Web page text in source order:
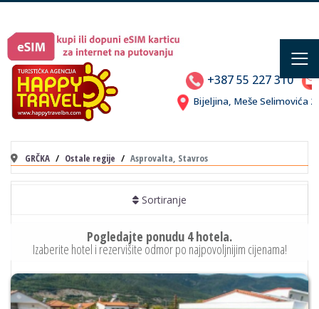
+387 55 227 310
Bijeljina, Meše Selimovića
GRČKA Ostale regije Asprovalta, Stavros
Sortiranje
Pogledajte ponudu 4 hotela.
Izaberite hotel i rezervišite odmor po najpovoljnijim cijenama!
≡